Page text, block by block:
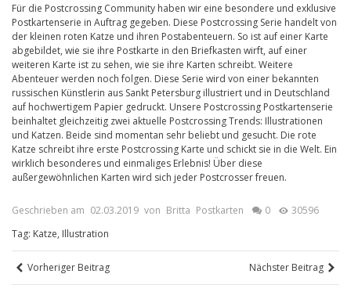
Für die Postcrossing Community haben wir eine besondere und exklusive
Postkartenserie in Auftrag gegeben. Diese Postcrossing Serie handelt von
der kleinen roten Katze und ihren Postabenteuern. So ist auf einer Karte
abgebildet, wie sie ihre Postkarte in den Briefkasten wirft, auf einer
weiteren Karte ist zu sehen, wie sie ihre Karten schreibt. Weitere
Abenteuer werden noch folgen. Diese Serie wird von einer bekannten
russischen Künstlerin aus Sankt Petersburg illustriert und in Deutschland
auf hochwertigem Papier gedruckt. Unsere Postcrossing Postkartenserie
beinhaltet gleichzeitig zwei aktuelle Postcrossing Trends: Illustrationen
und Katzen. Beide sind momentan sehr beliebt und gesucht. Die rote
Katze schreibt ihre erste Postcrossing Karte und schickt sie in die Welt. Ein
wirklich besonderes und einmaliges Erlebnis! Über diese
außergewöhnlichen Karten wird sich jeder Postcrosser freuen.
Geschrieben am 02.03.2019 von Britta Postkarten 0
30596
Tag: Katze, Illustration
Vorheriger Beitrag Nächster Beitrag